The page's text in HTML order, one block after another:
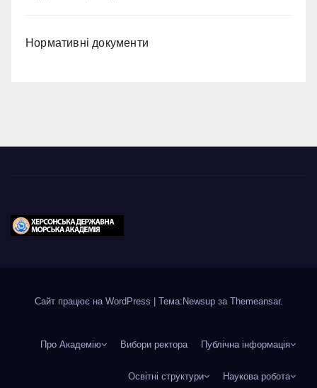
Нормативні документи
Сайт працює на WordPress Тема:Newsup за Themeansar.
Про Академію Вибори ректора Публічна інформація
Освітні структури Наукова робота